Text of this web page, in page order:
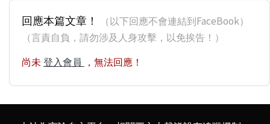
回應本篇文章！
（以下回應不會連結到FaceBook）
（言責自負，請勿涉及人身攻擊，以免挨告！）
尚未 登入會員 ，無法回應！